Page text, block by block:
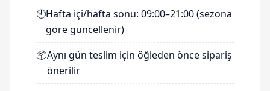
🕘Hafta içi/hafta sonu: 09:00–21:00 (sezona
göre güncellenir)
📦Aynı gün teslim için öğleden önce sipariş
önerilir